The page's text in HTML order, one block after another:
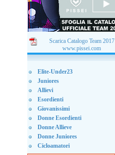
Scarica Catalogo Team 2017
www.pissei.com
Elite-Under23
Juniores
Allievi
Esordienti
Giovanissimi
Donne Esordienti
Donne Allieve
Donne Juniores
Cicloamatori